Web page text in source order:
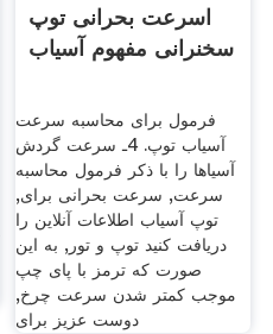
اسرعت بحرانی توپ
سخنرانی مفهوم آسیاب
فرمول برای محاسبه سرعت
آسیاب توپ. 4ـ سرعت گردش
آسیاها را با ذکر فرمول محاسبه
سرعت, سرعت بحرانی برای,
توپ آسیاب اطلاعات آنلاین را
دریافت کنید توپ و تور, به این
صورت که ترمز با پای چپ
موجب کمتر شدن سرعت چرخ,
دوست عزیز برای